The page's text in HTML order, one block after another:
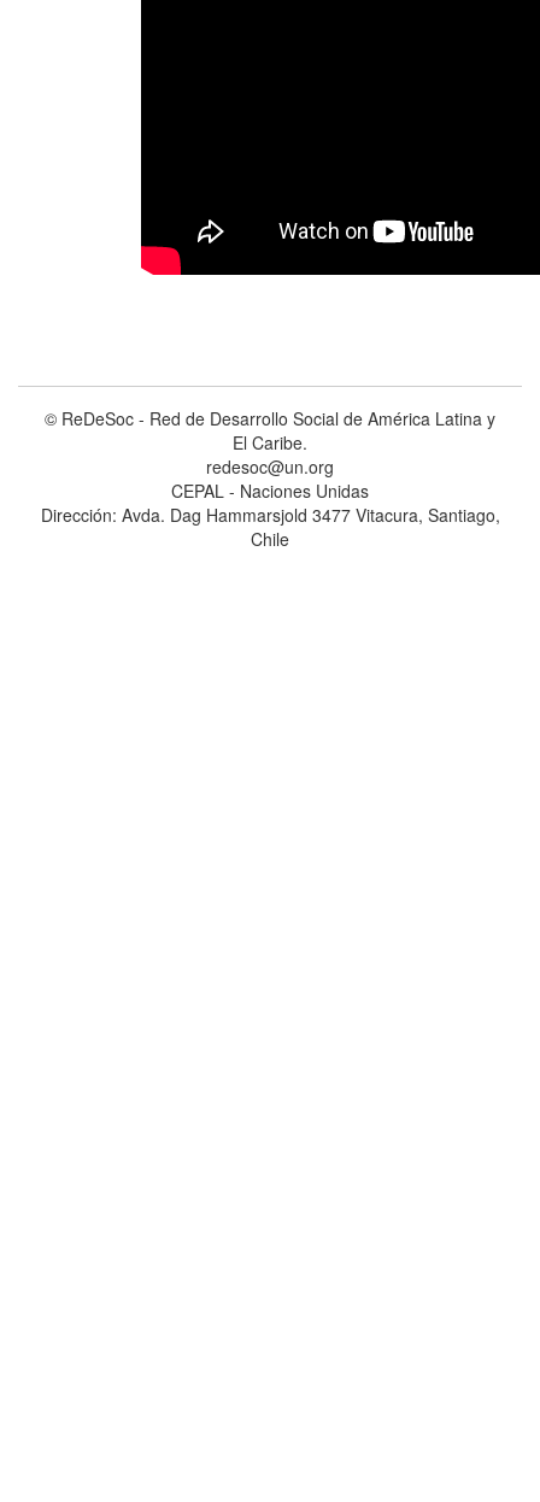
© ReDeSoc - Red de Desarrollo Social de América Latina y
El Caribe.
redesoc@un.org
CEPAL - Naciones Unidas
Dirección: Avda. Dag Hammarsjold 3477 Vitacura, Santiago,
Chile